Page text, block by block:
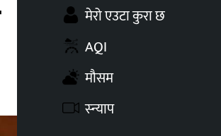
मेरो एउटा कुरा छ
AQI
मौसम
स्न्याप